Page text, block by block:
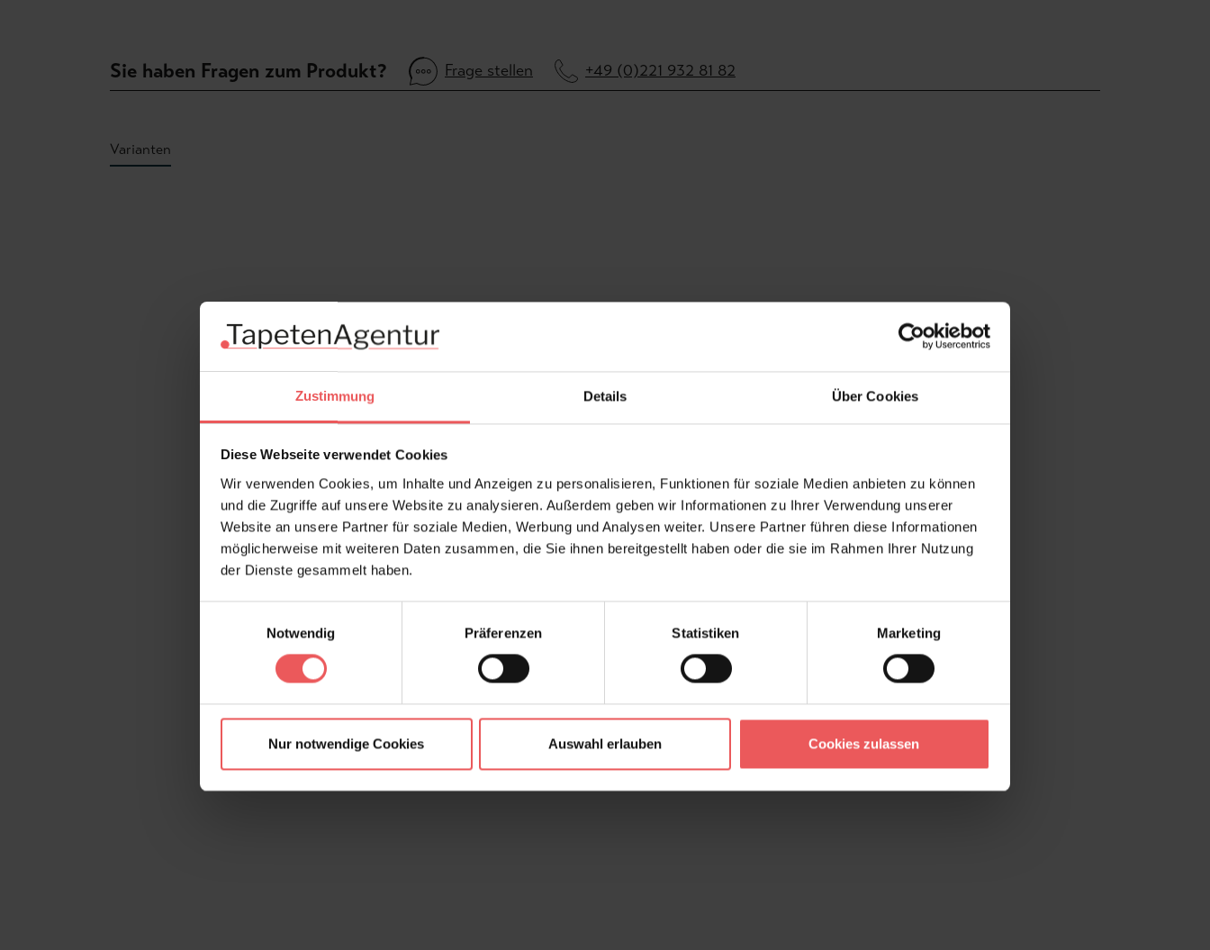
Zustimmung Details Über Cookies
Diese Webseite verwendet Cookies
Wir verwenden Cookies, um Inhalte und Anzeigen zu personalisieren, Funktionen für soziale Medien anbieten zu können
und die Zugriffe auf unsere Website zu analysieren. Außerdem geben wir Informationen zu Ihrer Verwendung unserer
Website an unsere Partner für soziale Medien, Werbung und Analysen weiter. Unsere Partner führen diese Informationen
möglicherweise mit weiteren Daten zusammen, die Sie ihnen bereitgestellt haben oder die sie im Rahmen Ihrer Nutzung
der Dienste gesammelt haben.
Notwendig
Präferenzen Statistiken Marketing
Nur notwendige Cookies Auswahl erlauben Cookies zulassen
Sie haben Fragen zum Produkt? Frage stellen +49 (0)221 932 81 82
Varianten